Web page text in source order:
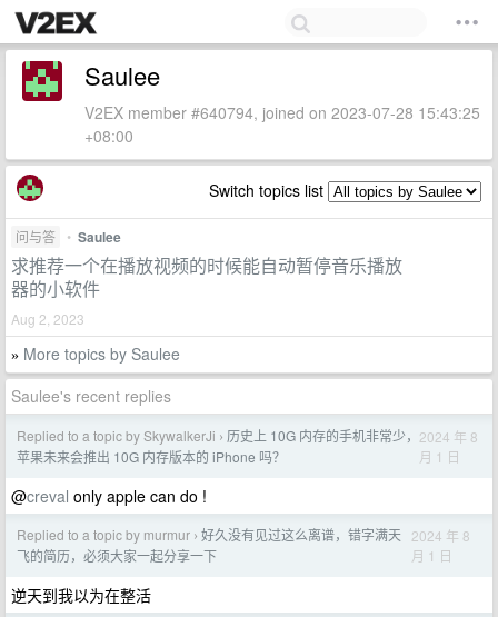
Saulee
V2EX member #640794, joined on 2023-07-28 15:43:25
+08:00
Switch topics list
问与答 • Saulee
求推荐一个在播放视频的时候能自动暂停音乐播放
器的小软件
Aug 2, 2023
» More topics by Saulee
Saulee's recent replies
Replied to a topic by SkywalkerJi › 历史上 10G 内存的手机非常少，
苹果未来会推出 10G 内存版本的 iPhone 吗？
2024 年 8
月 1 日
@creval only apple can do !
Replied to a topic by murmur › 好久没有见过这么离谱，错字满天
飞的简历，必须大家一起分享一下
2024 年 8
月 1 日
逆天到我以为在整活